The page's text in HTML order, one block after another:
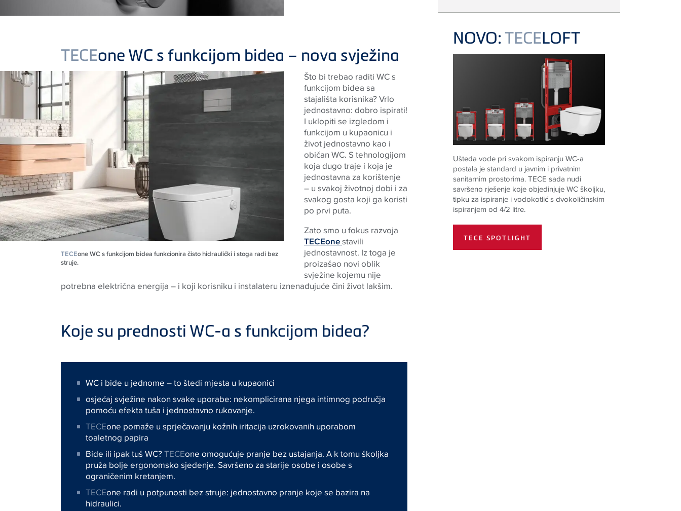
TECEone WC s funkcijom bidea – nova svježina
TECEone WC s funkcijom bidea funkcionira čisto hidraulički i stoga radi bez
struje.
Što bi trebao raditi WC s
funkcijom bidea sa
stajališta korisnika? Vrlo
jednostavno: dobro ispirati!
I uklopiti se izgledom i
funkcijom u kupaonicu i
život jednostavno kao i
običan WC. S tehnologijom
koja dugo traje i koja je
jednostavna za korištenje
– u svakoj životnoj dobi i za
svakog gosta koji ga koristi
po prvi puta.
Zato smo u fokus razvoja
TECEonestavili
jednostavnost. Iz toga je
proizašao novi oblik
svježine kojemu nije
potrebna električna energija – i koji korisniku i instalateru iznenađujuće čini život lakšim.
Koje su prednosti WC-a s funkcijom bidea?
WC i bide u jednome – to štedi mjesta u kupaonici
osjećaj svježine nakon svake uporabe: nekomplicirana njega intimnog područja
pomoću efekta tuša i jednostavno rukovanje.
TECEone pomaže u sprječavanju kožnih iritacija uzrokovanih uporabom
toaletnog papira
Bide ili ipak tuš WC?TECEone omogućuje pranje bez ustajanja. A k tomu školjka
pruža bolje ergonomsko sjedenje. Savršeno za starije osobe i osobe s
ograničenim kretanjem.
TECEone radi u potpunosti bez struje: jednostavno pranje koje se bazira na
hidraulici.
NOVO:TECELOFT
Ušteda vode pri svakom ispiranju WC-a
postala je standard u javnim i privatnim
sanitarnim prostorima. TECE sada nudi
savršeno rješenje koje objedinjuje WC školjku,
tipku za ispiranje i vodokotlić s dvokoličinskim
ispiranjem od 4/2 litre.
TECE SPOTLIGHT